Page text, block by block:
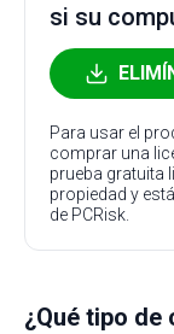
si su
Para usar el
comprar una
prueba gratuita
propiedad y
de PCRisk.
¿Qué tipo